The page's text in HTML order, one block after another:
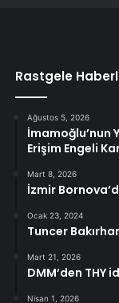
Rastgele
Ağustos 5, 2026
İmamoğlu’nun
Erişim Engeli
Mart 8, 2026
İzmir
Ocak 23, 2024
Tuncer
Mart 21, 2026
DMM’den THY
Nisan 1, 2026